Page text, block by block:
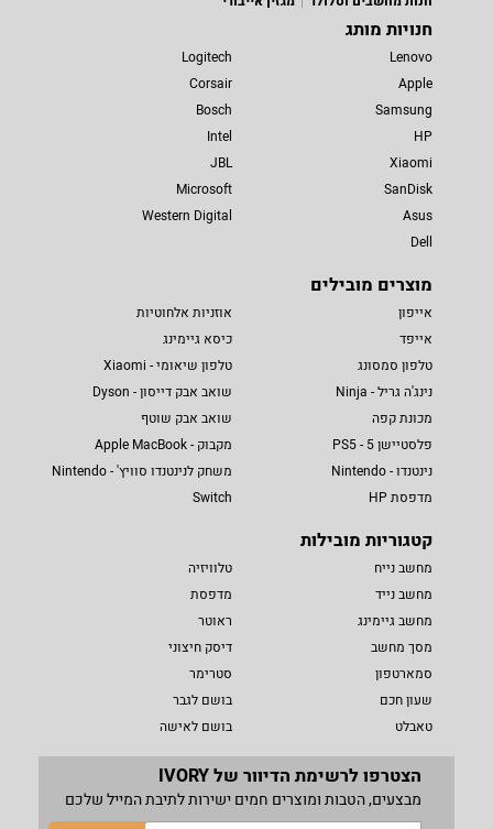
חנויות מותג
Lenovo
Apple
Samsung
HP
Xiaomi
SanDisk
Asus
Dell
Logitech
Corsair
Bosch
Intel
JBL
Microsoft
Western Digital
מוצרים מובילים
אייפון
אייפד
טלפון סמסונג
נינג'ה גריל - Ninja
מכונת קפה
פלסטיישן 5 - PS5
נינטנדו - Nintendo
מדפסת HP
אוזניות אלחוטיות
כיסא גיימינג
טלפון שיאומי - Xiaomi
שואב אבק דייסון - Dyson
שואב אבק שוטף
מקבוק - Apple MacBook
משחק לנינטנדו סוויץ' - Nintendo
Switch
קטגוריות מובילות
מחשב נייח
מחשב נייד
מחשב גיימינג
מסך מחשב
סמארטפון
שעון חכם
טאבלט
טלוויזיה
מדפסת
ראוטר
דיסק חיצוני
סטרימר
בושם לגבר
בושם לאישה
הצטרפו לרשימת הדיוור של IVORY
מבצעים, הטבות ומוצרים חמים ישירות לתיבת המייל שלכם